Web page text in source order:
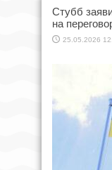
Стубб
на
25.05.2026